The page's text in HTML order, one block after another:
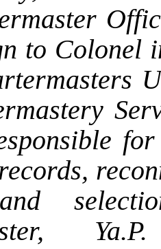
to Colonel
for